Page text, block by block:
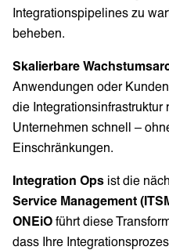
Integrationspipelines zu
beheben.
Skalierbare
Anwendungen oder
die Integrationsinfrastruktur
Unternehmen schnell –
Einschränkungen.
Integration Ops ist die
Service Management
ONEiO führt diese
dass Ihre